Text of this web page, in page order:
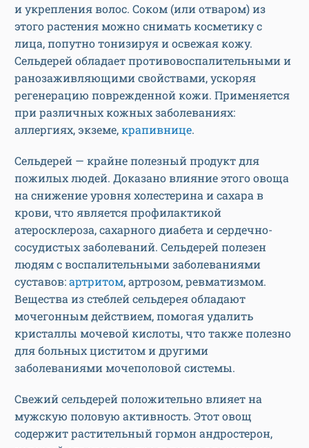
и укрепления волос. Соком (или отваром) из
этого растения можно снимать косметику с
лица, попутно тонизируя и освежая кожу.
Сельдерей обладает противовоспалительными и
ранозаживляющими свойствами, ускоряя
регенерацию поврежденной кожи. Применяется
при различных кожных заболеваниях:
аллергиях, экземе,крапивнице.
Сельдерей — крайне полезный продукт для
пожилых людей. Доказано влияние этого овоща
на снижение уровня холестерина и сахара в
крови, что является профилактикой
атеросклероза, сахарного диабета и сердечно-
сосудистых заболеваний. Сельдерей полезен
людям с воспалительными заболеваниями
суставов:артритом, артрозом, ревматизмом.
Вещества из стеблей сельдерея обладают
мочегонным действием, помогая удалить
кристаллы мочевой кислоты, что также полезно
для больных циститом и другими
заболеваниями мочеполовой системы.
Свежий сельдерей положительно влияет на
мужскую половую активность. Этот овощ
содержит растительный гормон андростерон,